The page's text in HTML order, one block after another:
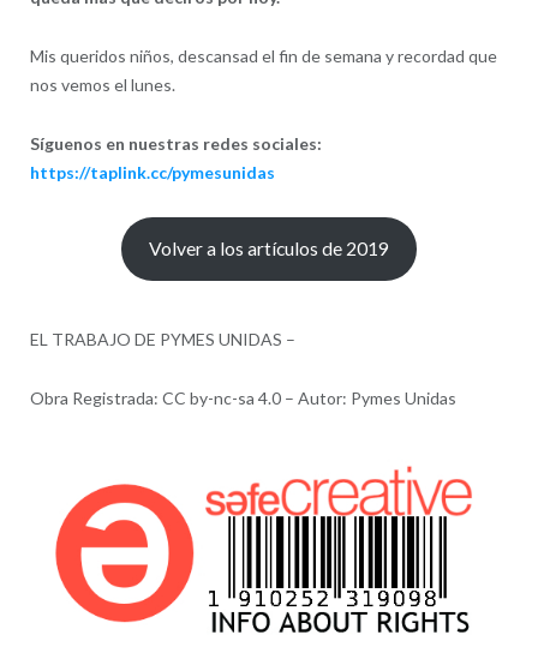
Mis queridos niños, descansad el fin de semana y recordad que
nos vemos el lunes.
Síguenos en nuestras redes sociales:
https://taplink.cc/pymesunidas
Volver a los artículos de 2019
EL TRABAJO DE PYMES UNIDAS –
Obra Registrada: CC by-nc-sa 4.0 – Autor: Pymes Unidas